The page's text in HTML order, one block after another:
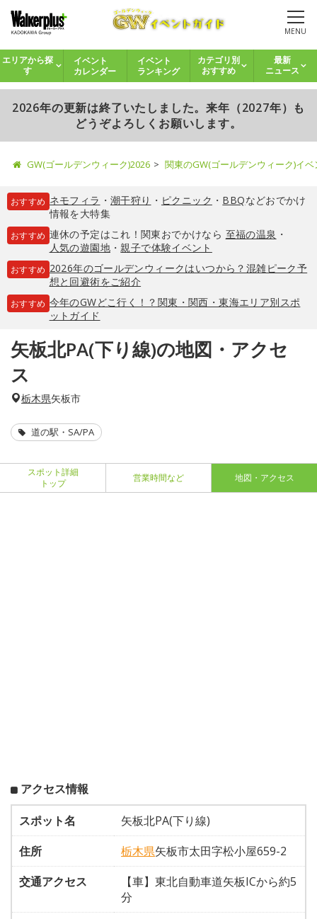
MENU
エリアから探
す
イベント
カレンダー
イベント
ランキング
カテゴリ別
おすすめ
最新
ニュース
2026年の更新は終了いたしました。来年（2027年）も
どうぞよろしくお願いします。
GW(ゴールデンウィーク)2026 関東のGW(ゴールデンウィーク)イ
おすすめ ネモフィラ ・ 潮干狩り ・ ピクニック ・ BBQなどおでかけ
情報を大特集
おすすめ 連休の予定はこれ！関東おでかけなら 至福の温泉 ・
人気の遊園地・親子で体験イベント
おすすめ 2026年のゴールデンウィークはいつから？混雑ピーク予
想と回避術をご紹介
おすすめ 今年のGWどこ行く！？関東・関西・東海エリア別スポ
ットガイド
矢板北PA(下り線)の地図・アクセ
ス
栃木県矢板市
道の駅・SA/PA
スポット詳細
トップ
営業時間など 地図・アクセス
アクセス情報
スポット名
矢板北PA(下り線)
住所
栃木県矢板市太田字松小屋659-2
交通アクセス
【車】東北自動車道矢板ICから約5
分